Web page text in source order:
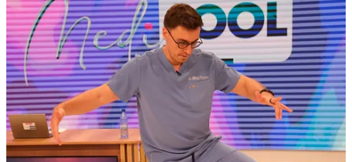
În televiziune există două variante mari și late de a filma. Una este să
filmezi în avans, cum facem noi – o lună de filmări intense, două sau
trei ediții pe zi – și apoi să ai totul pregătit pentru următoarele luni.
Acum avem avans până la final de ianuarie. Avantajul e că lucrezi
dintr-o bucată, e solicitant, dar apoi rămâne timp pentru celelalte
proiecte.
Cealaltă variantă este filmarea zilnică, continuă, pentru emisii zilnice
sau – mai ușor de dus pe moment (cred?), dar fără timp pentru alte
proiecte. Noi rămânem, deocamdată, la prima variantă.